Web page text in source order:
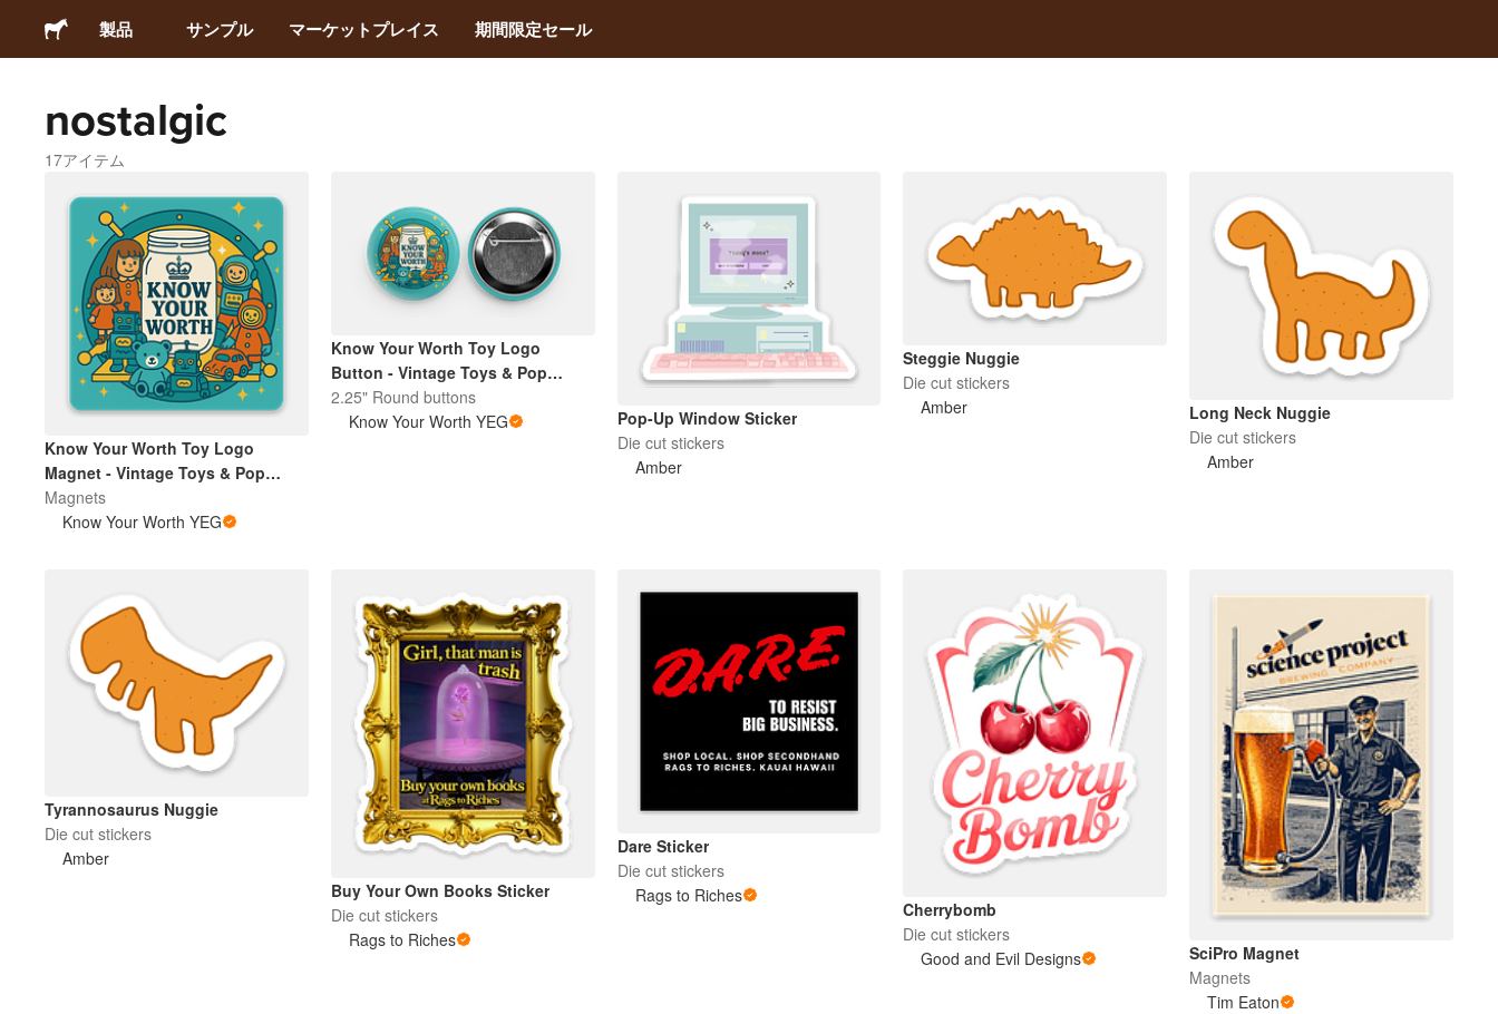
製品
ステッカー
マグネット
缶バッジ
梱包材
サンプル
サンプル マーケットプレイス 期間限定セール
nostalgic
17アイテム
Know Your Worth Toy Logo
Magnet - Vintage Toys & Pop
Culture | Retro Collectibles Pin
Magnets
Know Your Worth YEG
Know Your Worth Toy Logo
Button - Vintage Toys & Pop
Culture | Retro Collectibles Pin
2.25" Round buttons
Know Your Worth YEG
Pop-Up Window Sticker
Die cut stickers
Amber
Steggie Nuggie
Die cut stickers
Amber
Long Neck Nuggie
Die cut stickers
Amber
Tyrannosaurus Nuggie
Die cut stickers
Amber
Buy Your Own Books Sticker
Die cut stickers
Rags to Riches
Dare Sticker
Die cut stickers
Rags to Riches
Cherrybomb
Die cut stickers
Good and Evil Designs
SciPro Magnet
Magnets
Tim Eaton